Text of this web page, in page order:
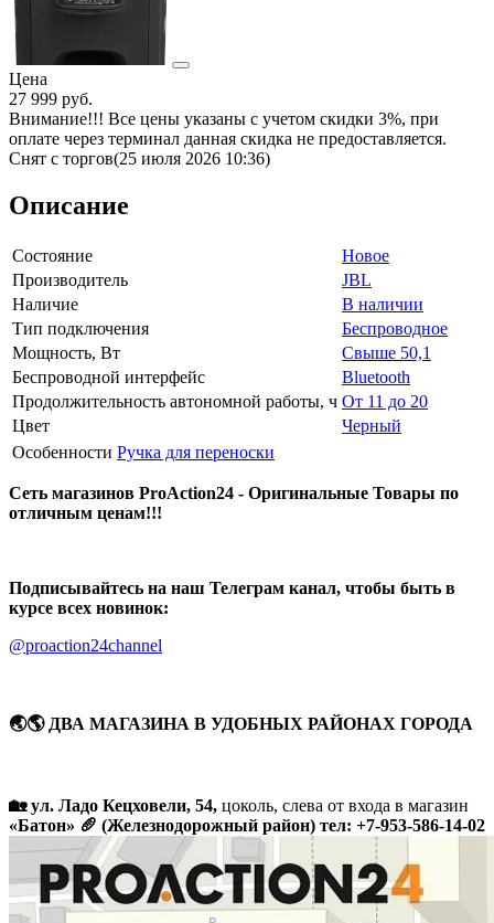
Цена
27 999 руб.
Внимание!!! Все цены указаны с учетом скидки 3%, при
оплате через терминал данная скидка не предоставляется.
Снят с торгов(25 июля 2026 10:36)
Описание
Состояние
Новое
Производитель
JBL
Наличие
В наличии
Тип подключения
Беспроводное
Мощность, Вт
Свыше 50,1
Беспроводной интерфейс
Bluetooth
Продолжительность автономной работы, ч От 11 до 20
Цвет
Черный
Особенности Ручка для переноски
Сеть магазинов ProAction24 - Оригинальные Товары по
отличным ценам!!!
Подписывайтесь на наш Телеграм канал, чтобы быть в
курсе всех новинок:
@proaction24channel
🌏🌎 ДВА МАГАЗИНА В УДОБНЫХ РАЙОНАХ ГОРОДА
🏡 ул. Ладо Кецховели, 54, цоколь, слева от входа в магазин
«Батон» 🥖 (Железнодорожный район) тел: +7-953-586-14-02